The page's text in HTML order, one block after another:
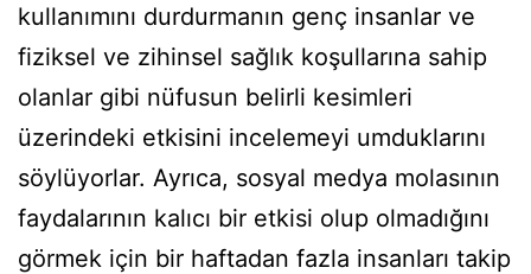
kullanımını durdurmanın genç insanlar ve
fiziksel ve zihinsel sağlık koşullarına sahip
olanlar gibi nüfusun belirli kesimleri
üzerindeki etkisini incelemeyi umduklarını
söylüyorlar. Ayrıca, sosyal medya molasının
faydalarının kalıcı bir etkisi olup olmadığını
görmek için bir haftadan fazla insanları takip